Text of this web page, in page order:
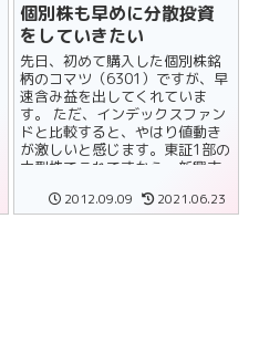
個別株も早めに分散投資
をしていきたい
先日、初めて購入した個別株銘
柄のコマツ（6301）ですが、早
速含み益を出してくれていま
す。 ただ、インデックスファン
ドと比較すると、やはり値動き
が激しいと感じます。東証1部の
大型株でこれですから、新興市
2012.09.09 2021.06.23